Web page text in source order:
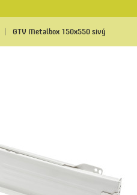
GTV Metalbox 150x550 sivý